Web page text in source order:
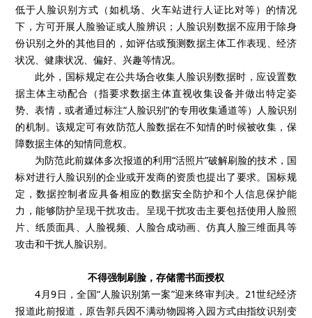
低于人脸识别方式（如机场、火车站进行人证比对等）的情况
下，方可开展人脸验证或人脸辨识；人脸识别数据不应用于除身
份识别之外的其他目的，如评估或预测数据主体工作表现、经济
状况、健康状况、偏好、兴趣等情况。
此外，国标规定在公共场合收集人脸识别数据时，应设置数
据主体主动配合（指要求数据主体直视收集设备并做出特定姿
势、表情，或者通过标注“人脸识别”的专用收集通道等）人脸识别
的机制。该规定可有效防范人脸数据在不知情的时候被收集，保
障数据主体的知情同意权。
为防范此前媒体多次报道的利用“活照片”破解刷脸的技术，国
标对进行人脸识别的企业或开发商的资质也提出了要求。国标规
定，数据控制者应具备相应的数据安全防护和个人信息保护能
力，能够防护呈现干扰攻击。呈现干扰攻击主要包括使用人脸照
片、纸质面具、人脸视频、人脸合成动画、仿真人脸三维面具等
攻击和干扰人脸识别。
不得强制刷脸，存储需书面授权
4月9日，全国“人脸识别第一案”迎来终审判决。21世纪经济
报道此前报道，原告郭兵因不满动物园将入园方式由指纹识别变